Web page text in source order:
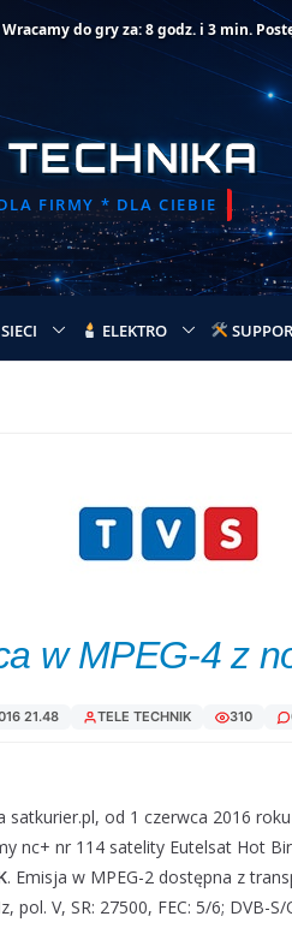
do gry za: 8 godz. i 3 min.
FIRMY * DLA CIEBIE
ELEKTRO
w MPEG-4 z
21.48 TELE TECHNIK 310
satkurier.pl, od 1 czerwca 2016 roku
nc+ nr 114 satelity Eutelsat Hot
. Emisja w MPEG-2 dostępna z
pol. V, SR: 27500, FEC: 5/6; DVB-